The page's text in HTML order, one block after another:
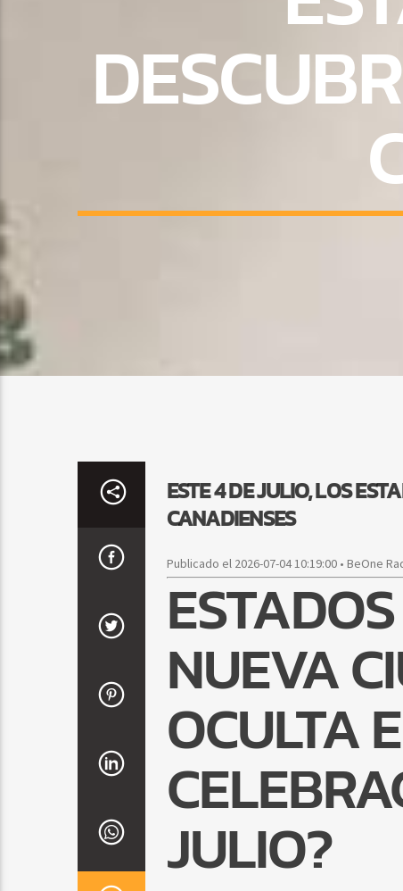
ESTE 4 DE JULIO, LOS
CANADIENSES
Publicado el 2026-07-04 10:19:00 • BeOne
NUEVA
OCULTA
JULIO?